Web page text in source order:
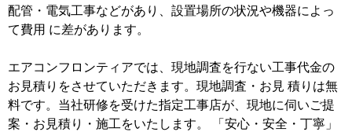
配管・電気工事などがあり、設置場所の状況や機器によっ
て費用 に差があります。
エアコンフロンティアでは、現地調査を行ない工事代金の
お見積りをさせていただきます。現地調査・お見 積りは無
料です。当社研修を受けた指定工事店が、現地に伺いご提
案・お見積り・施工をいたします。 「安心・安全・丁寧」